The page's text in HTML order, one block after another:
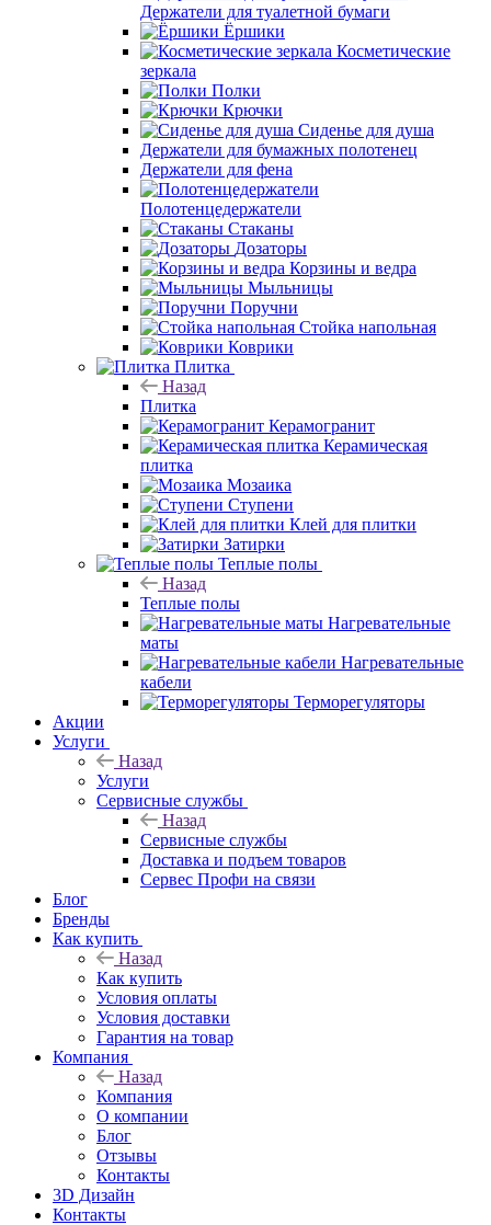
Держатели для туалетной бумаги
Ёршики
Косметические
зеркала
Полки
Крючки
Сиденье для душа
Держатели для бумажных полотенец
Держатели для фена
Полотенцедержатели
Стаканы
Дозаторы
Корзины и ведра
Мыльницы
Поручни
Стойка напольная
Коврики
Плитка
Назад
Плитка
Керамогранит
Керамическая
плитка
Мозаика
Ступени
Клей для плитки
Затирки
Теплые полы
Назад
Теплые полы
Нагревательные
маты
Нагревательные
кабели
Терморегуляторы
Акции
Услуги
Назад
Услуги
Сервисные службы
Назад
Сервисные службы
Доставка и подъем товаров
Сервес Профи на связи
Блог
Бренды
Как купить
Назад
Как купить
Условия оплаты
Условия доставки
Гарантия на товар
Компания
Назад
Компания
О компании
Блог
Отзывы
Контакты
3D Дизайн
Контакты